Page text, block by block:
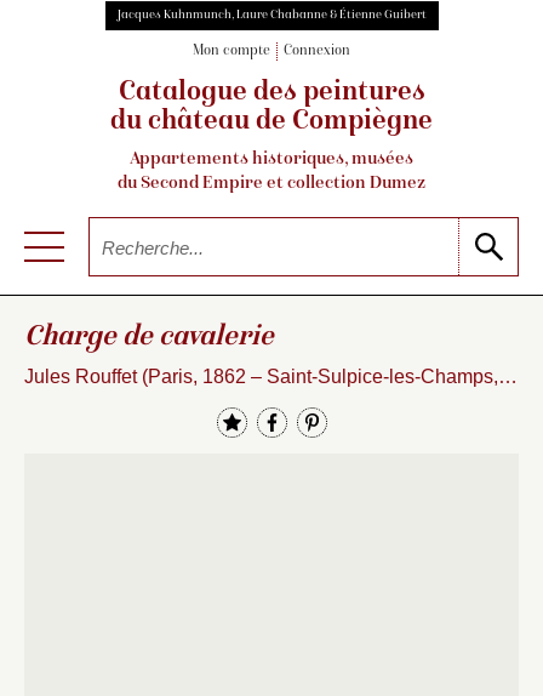
Jacques Kuhnmunch, Laure Chabanne & Étienne Guibert
Mon compte Connexion
Catalogue des peintures
du château de Compiègne
Appartements historiques, musées
du Second Empire et collection Dumez
Charge de cavalerie
Jules Rouffet (Paris, 1862 – Saint-Sulpice-les-Champs, 1931)